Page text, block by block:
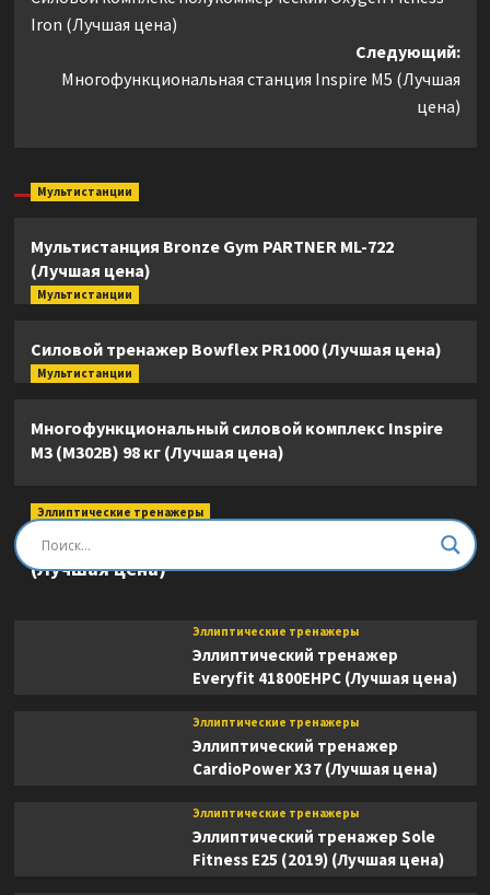
записи
Iron (Лучшая цена)
Следующий:
Многофункциональная станция Inspire M5 (Лучшая
цена)
Мультистанции
Мультистанция Bronze Gym PARTNER ML-722
(Лучшая цена)
Мультистанции
Силовой тренажер Bowflex PR1000 (Лучшая цена)
Мультистанции
Многофункциональный силовой комплекс Inspire
M3 (M302B) 98 кг (Лучшая цена)
Эллиптические тренажеры
Эллиптический тренажер DFC E8745T
(Лучшая цена)
Эллиптические тренажеры
Эллиптический тренажер
Everyfit 41800EHPC (Лучшая цена)
Эллиптические тренажеры
Эллиптический тренажер
CardioPower X37 (Лучшая цена)
Эллиптические тренажеры
Эллиптический тренажер Sole
Fitness E25 (2019) (Лучшая цена)